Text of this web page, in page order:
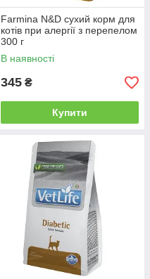
Farmina N&D сухий корм для
котів при алергії з перепелом
300 г
В наявності
345 ₴
Купити